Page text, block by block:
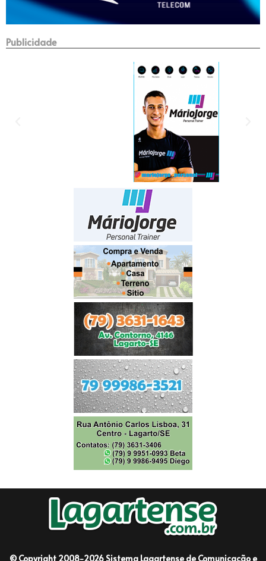
Publicidade
© Copyright 2008-2026 Sistema Lagartense de Comunicação e